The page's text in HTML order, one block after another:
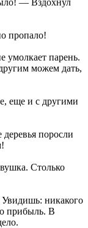
пропало!
умолкает парень.
можем дать,
еще и с другими
поросли
Столько
никакого
прибыль. В